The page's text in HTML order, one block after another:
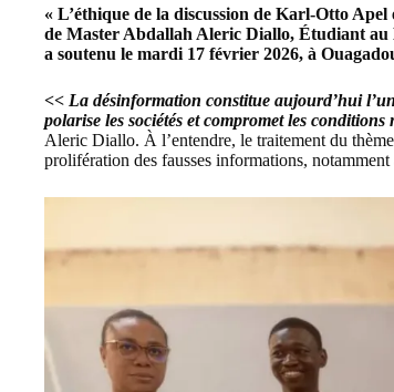
« L’éthique de la discussion de Karl-Otto
de Master Abdallah Aleric Diallo, Étudiant au
a soutenu le mardi 17 février 2026, à
<< La désinformation constitue aujourd’hui
polarise les sociétés et compromet les
Aleric Diallo. À l’entendre, le traitement du
prolifération des fausses informations,